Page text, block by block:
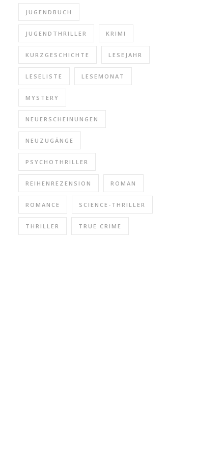
JUGENDBUCH
JUGENDTHRILLER KRIMI
KURZGESCHICHTE LESEJAHR
LESELISTE LESEMONAT
MYSTERY
NEUERSCHEINUNGEN
NEUZUGÄNGE
PSYCHOTHRILLER
REIHENREZENSION ROMAN
ROMANCE SCIENCE-THRILLER
THRILLER TRUE CRIME